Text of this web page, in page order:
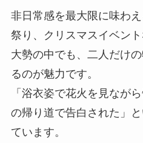
非日常感を最大限に味わ
祭り、クリスマスイベント
大勢の中でも、二人だけ
るのが魅力です。
「浴衣姿で花火を見なが
の帰り道で告白された」
ています。